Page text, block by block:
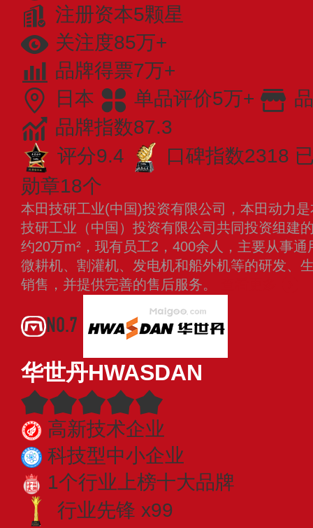
注册资本5颗星
关注度85万+
品牌得票7万+
日本
单品评价5万+
品牌指数87.3
评分9.4
口碑指数2318
勋章18个
本田技研工业(中国)投资有限公司，本田动力
技研工业（中国）投资有限公司共同投资组建
约20万m²，现有员工2，400余人，主要从事
微耕机、割灌机、发电机和船外机等的研发、
销售，并提供完善的售后服务。
NO.7
华世丹HWASDAN
高新技术企业
科技型中小企业
1个行业上榜十大品牌
行业先锋 x99